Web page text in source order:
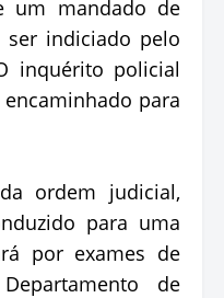
um mandado de
ser indiciado pelo
inquérito policial
para
ordem judicial,
para uma
por exames de
de